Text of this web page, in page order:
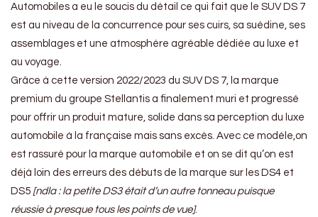
Automobiles a eu le soucis du détail ce qui fait que le SUV DS 7
est au niveau de la concurrence pour ses cuirs, sa suédine, ses
assemblages et une atmosphère agréable dédiée au luxe et
au voyage.
Grâce à cette version 2022/2023 du SUV DS 7, la marque
premium du groupe Stellantis a finalement muri et progressé
pour offrir un produit mature, solide dans sa perception du luxe
automobile à la française mais sans excès. Avec ce modèle,on
est rassuré pour la marque automobile et on se dit qu’on est
déjà loin des erreurs des débuts de la marque sur les DS4 et
DS5 [ndla : la petite DS3 était d’un autre tonneau puisque
réussie à presque tous les points de vue].